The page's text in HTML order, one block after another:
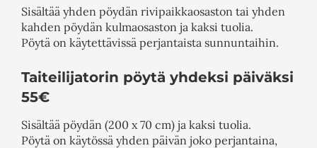
Sisältää yhden pöydän rivipaikkaosaston tai yhden
kahden pöydän kulmaosaston ja kaksi tuolia.
Pöytä on käytettävissä perjantaista sunnuntaihin.
Taiteilijatorin pöytä yhdeksi päiväksi
55€
Sisältää pöydän (200 x 70 cm) ja kaksi tuolia.
Pöytä on käytössä yhden päivän joko perjantaina,